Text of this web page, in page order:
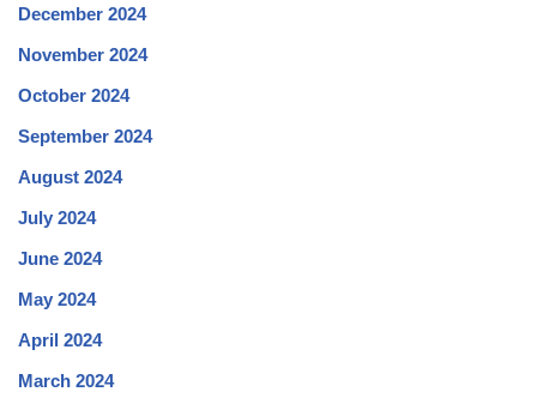
December 2024
November 2024
October 2024
September 2024
August 2024
July 2024
June 2024
May 2024
April 2024
March 2024